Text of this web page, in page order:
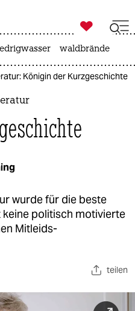
ich

taz zahl ich
waldbrände
Königin der Kurzgeschichte
wurde für die beste
keine politisch motivierte
Mitleids-
teilen